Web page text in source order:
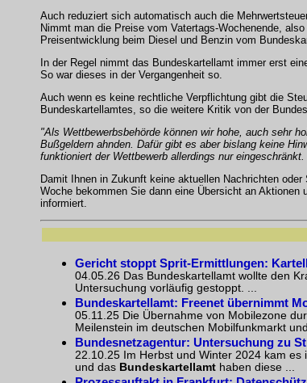
Auch reduziert sich automatisch auch die
Nimmt man die Preise vom Vatertags-Wochenende,
Preisentwicklung beim Diesel und Benzin vom
In der Regel nimmt das Bundeskartellamt immer erst
So war dieses in der Vergangenheit so.
Auch wenn es keine rechtliche Verpflichtung gibt die
Bundeskartellamtes, so die weitere Kritik von der
"Als Wettbewerbsbehörde können wir hohe, auch sehr
Bußgeldern ahnden. Dafür gibt es aber bislang keine
funktioniert der Wettbewerb allerdings nur
Damit Ihnen in Zukunft keine aktuellen Nachrichten
Woche bekommen Sie dann eine Übersicht an
informiert.
Gericht stoppt Sprit-Ermittlungen:
04.05.26 Das Bundeskartellamt wollte den
Untersuchung vorläufig gestoppt. ...
Bundeskartellamt: Freenet übernimmt
05.11.25 Die Übernahme von Mobilezone
Meilenstein im deutschen Mobilfunkmarkt
Bundesnetzagentur: Untersuchung zu
22.10.25 Im Herbst und Winter 2024 kam
und das Bundeskartellamt haben diese ...